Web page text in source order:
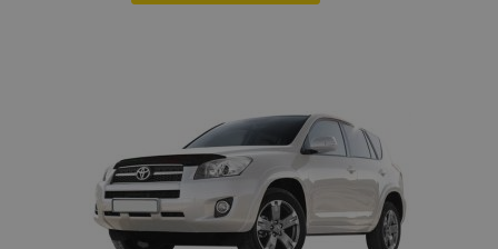
liste
d'achats